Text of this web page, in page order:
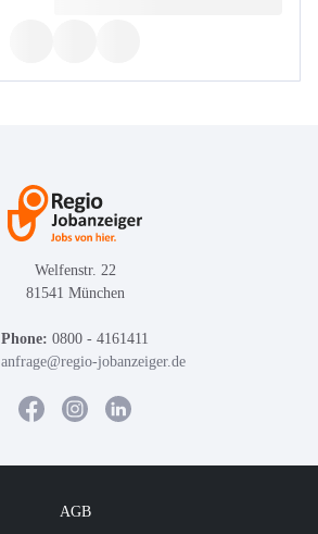
Welfenstr. 22
81541 München
Phone: 0800 - 4161411
anfrage@regio-jobanzeiger.de
AGB